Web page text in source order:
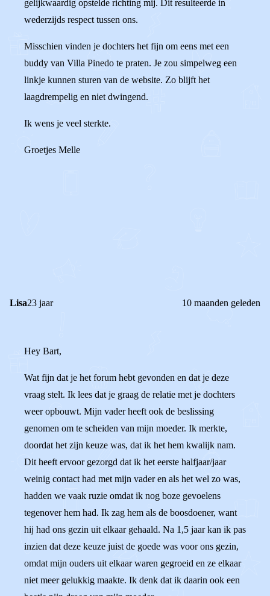
gelijkwaardig opstelde richting mij. Dit resulteerde in
wederzijds respect tussen ons.
Misschien vinden je dochters het fijn om eens met een
buddy van Villa Pinedo te praten. Je zou simpelweg een
linkje kunnen sturen van de website. Zo blijft het
laagdrempelig en niet dwingend.
Ik wens je veel sterkte.
Groetjes Melle
Lisa23 jaar 10 maanden geleden
Hey Bart,
Wat fijn dat je het forum hebt gevonden en dat je deze
vraag stelt. Ik lees dat je graag de relatie met je dochters
weer opbouwt. Mijn vader heeft ook de beslissing
genomen om te scheiden van mijn moeder. Ik merkte,
doordat het zijn keuze was, dat ik het hem kwalijk nam.
Dit heeft ervoor gezorgd dat ik het eerste halfjaar/jaar
weinig contact had met mijn vader en als het wel zo was,
hadden we vaak ruzie omdat ik nog boze gevoelens
tegenover hem had. Ik zag hem als de boosdoener, want
hij had ons gezin uit elkaar gehaald. Na 1,5 jaar kan ik pas
inzien dat deze keuze juist de goede was voor ons gezin,
omdat mijn ouders uit elkaar waren gegroeid en ze elkaar
niet meer gelukkig maakte. Ik denk dat ik daarin ook een